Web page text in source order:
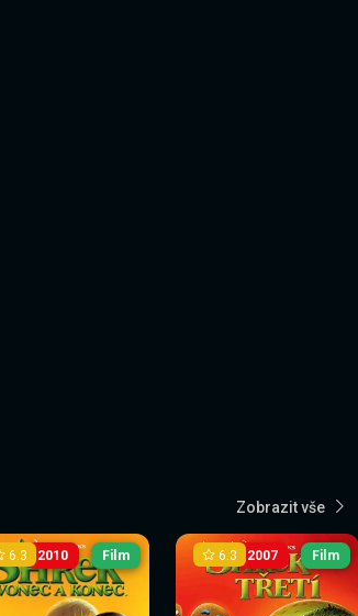
Zobrazit vše
2010
6.3 Film 2007
6.3 Film